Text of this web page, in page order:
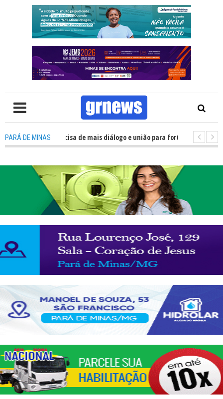
PARÁ DE MINAS
TV: Política precisa de mais diálogo e união para fortalecer Minas e